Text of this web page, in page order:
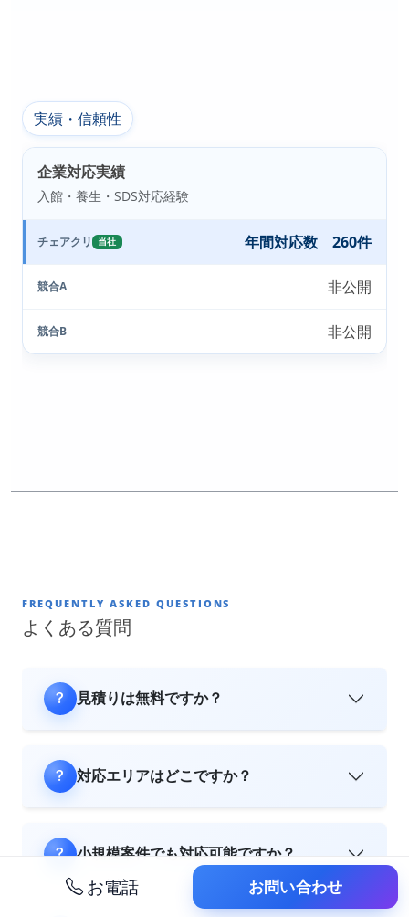
お電話 お問い合わせ
実績・信頼性
企業対応実績
入館・養生・SDS対応経験
チェアクリ 当社 年間対応数 260件
競合A 非公開
競合B 非公開
FREQUENTLY ASKED QUESTIONS
よくある質問
見積りは無料ですか？
対応エリアはどこですか？
小規模案件でも対応可能ですか？